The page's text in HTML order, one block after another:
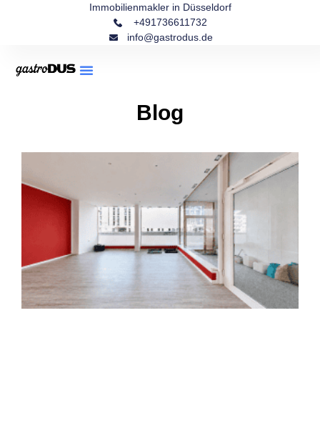
Immobilienmakler in Düsseldorf
info@gastrodus.de
+491736611732
Blog